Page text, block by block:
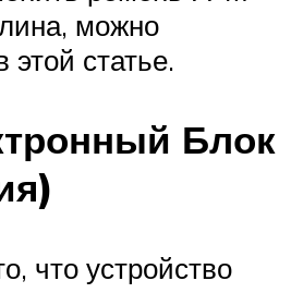
можно
этой статье.
Блок
что устройство